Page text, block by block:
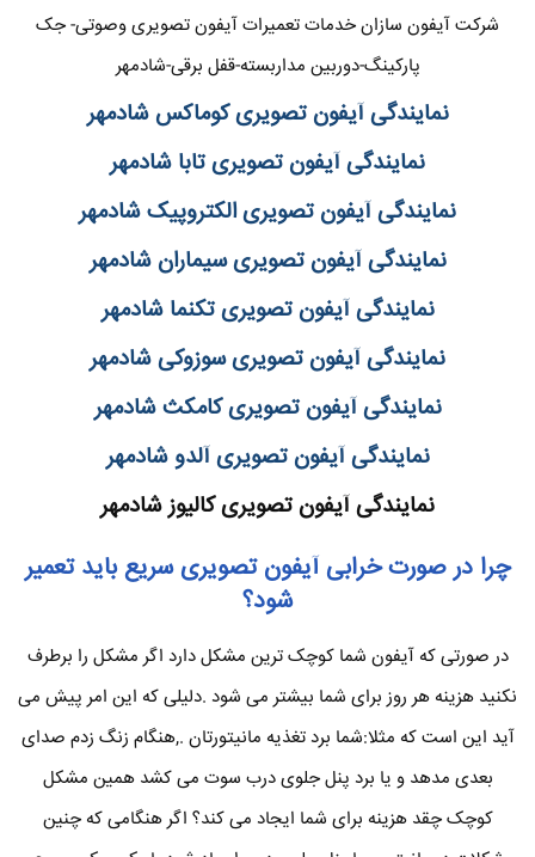
شرکت آیفون سازان خدمات تعمیرات آیفون تصویری وصوتی- جک
پارکینگ-دوربین مداربسته-قفل برقی-شادمهر
نمایندگی آیفون تصویری کوماکس شادمهر
نمایندگی آیفون تصویری تابا شادمهر
نمایندگی آیفون تصویری الکتروپیک شادمهر
نمایندگی آیفون تصویری سیماران شادمهر
نمایندگی آیفون تصویری تکنما شادمهر
نمایندگی آیفون تصویری سوزوکی شادمهر
نمایندگی آیفون تصویری کامکث شادمهر
نمایندگی آیفون تصویری آلدو شادمهر
نمایندگی آیفون تصویری کالیوز شادمهر
چرا در صورت خرابی آیفون تصویری سریع باید تعمیر
شود؟
در صورتی که آیفون شما کوچک ترین مشکل دارد اگر مشکل را برطرف
نکنید هزینه هر روز برای شما بیشتر می شود .دلیلی که این امر پیش می
آید این است که مثلا:شما برد تغذیه مانیتورتان .,هنگام زنگ زدم صدای
بعدی مدهد و یا برد پنل جلوی درب سوت می کشد همین مشکل
کوچک چقد هزینه برای شما ایجاد می کند؟ اگر هنگامی که چنین